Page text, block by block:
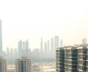
세대 합산 총자산 3억
이번 모집부터 입주자
화되었습니다. 가점 항
중 '신청자 나이' 및 '